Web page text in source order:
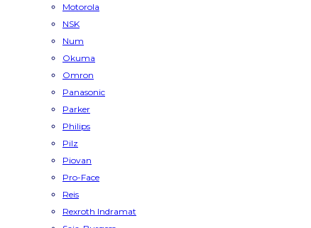
Motorola
NSK
Num
Okuma
Omron
Panasonic
Parker
Philips
Pilz
Piovan
Pro-Face
Reis
Rexroth Indramat